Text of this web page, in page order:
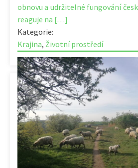
obnovu a udržitelné fungování
reaguje na […]
Kategorie:
Krajina, Životní prostředí